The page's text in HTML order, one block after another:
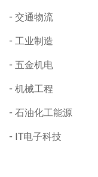
交通物流
工业制造
五金机电
机械工程
石油化工能源
IT电子科技